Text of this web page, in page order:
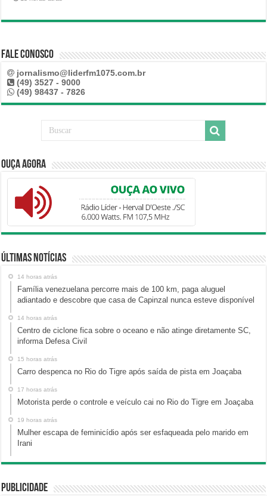
Fale Conosco
jornalismo@liderfm1075.com.br
(49) 3527 - 9000
(49) 98437 - 7826
Ouça Agora
Últimas Notícias
14 horas atrás
Família venezuelana percorre mais de 100 km, paga aluguel
adiantado e descobre que casa de Capinzal nunca esteve disponível
14 horas atrás
Centro de ciclone fica sobre o oceano e não atinge diretamente SC,
informa Defesa Civil
15 horas atrás
Carro despenca no Rio do Tigre após saída de pista em Joaçaba
17 horas atrás
Motorista perde o controle e veículo cai no Rio do Tigre em Joaçaba
19 horas atrás
Mulher escapa de feminicídio após ser esfaqueada pelo marido em
Irani
Publicidade